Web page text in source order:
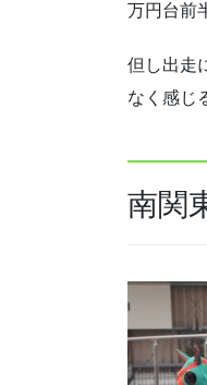
万円台前
但し出走
なく感じ
南関